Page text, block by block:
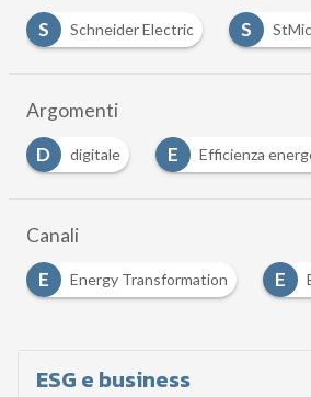
S
Schneider Electric S
Argomenti
E
Efficienza energetica E
Canali
E
Environmental - Impatto
ESG e business